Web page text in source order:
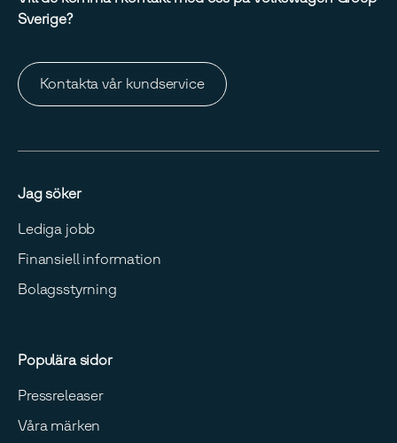
Sverige?
Kontakta vår kundservice
Jag söker
Lediga jobb
Finansiell information
Bolagsstyrning
Populära sidor
Pressreleaser
Våra märken